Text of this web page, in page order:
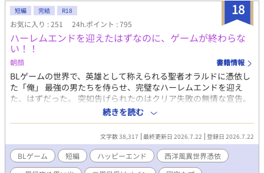
運命の日を迎え襲撃にある二人。ニルは物語通りセシルを庇って
致命傷を負う。 「……よかった、君が、無事で」 そうして、ニル
は死を迎えた……はずだったが。 ――おかしい。 なぜか、次に目
を覚ましたときには、セシルの部屋に軟禁されていて? スパダ
リ（受の前では情緒不安定）幼なじみ皇太子×運命にあらがう親
友ポジションの護衛騎士の学園異世界ファンタジー ※学園生活
に入るまでが少し長いですが、学園異世界ファンタジーです ※18
歳で成人を迎える世界のお話です。物語中に18歳になります ※◆
印の所はR18描写が入っています ※毎日23：00～23：45の間に更
新!! ※第２部後半に攻め以外からの凌辱あります。メインCPは愛
し合ってますが、苦手な人はご注意を ※総愛されとタグしていま
すが、メインCPは固定です ※第１～５部までの学園編は終了いた
しました ※第６～８部の大人編終了いたしました ※番外編『我が
子に愛を込めて』終了いたしました ※現在、番外編『新たな時代
を切り拓く一歩』を更新中
18
短編 完結 R18
お気に入り : 251 24h.ポイント : 795
ハーレムエンドを迎えたはずなのに、ゲームが終わらな
い！！
朝顔 書籍情報
BLゲームの世界で、英雄として称えられる聖者オラルドに憑依し
た「俺」 最強の男たちを侍らせ、完璧なハーレムエンドを迎え
た、はずだった。 突如告げられたのはクリア失敗の無情な宣告。
「ふざけるな！」俺の叫びも虚しく、強制的に二周目のプレイが
始まってしまう。 しかも二周目に憑依したのは、貧しい村人Aと
いうモブ。 ステータスもスキルもなしの絶望的な状況で、どうや
って国の英雄たちと恋愛しろっていうんだ！？ それでも諦めきれ
ない俺は一発逆転ガチャでとんでもない奇跡を起こす。 突然、世
界は特殊な性別が存在する『オメガバース』の世界へと変貌を遂
続きを読む
文字数 38,317 最終更新日 2026.7.22 登録日 2026.7.22
BLゲーム 短編 ハッピーエンド
西洋風異世界憑依